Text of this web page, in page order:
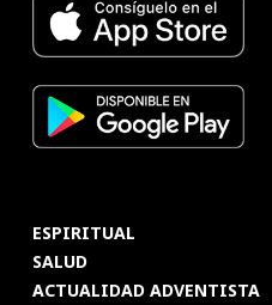
ESPIRITUAL
SALUD
ACTUALIDAD ADVENTISTA